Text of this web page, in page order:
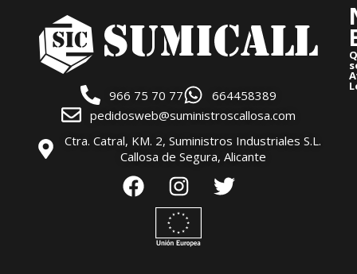
966 75 70 77
664458389
pedidosweb@suministroscallosa.com
Ctra. Catral, KM. 2, Suministros Industriales S.L.
Callosa de Segura, Alicante